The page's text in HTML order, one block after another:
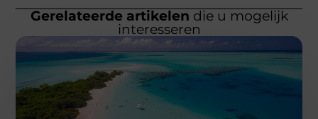
Gerelateerde artikelen die u mogelijk
interesseren